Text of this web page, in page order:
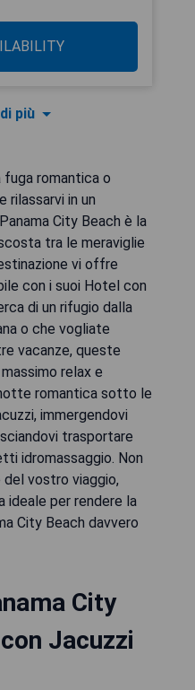
più
fuga romantica o
rilassarvi in ​​un
City Beach è la
tra le meraviglie
vi offre
con i suoi Hotel con
di un rifugio dalla
o che vogliate
vacanze, queste
relax e
romantica sotto le
immergendovi
trasportare
idromassaggio. Non
vostro viaggio,
per rendere la
City Beach davvero
City
Jacuzzi